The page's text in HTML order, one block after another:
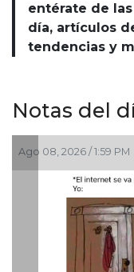
entérate de
día, artículos
tendencias y
Notas del
Ago 08, 2026 / 1:59 PM